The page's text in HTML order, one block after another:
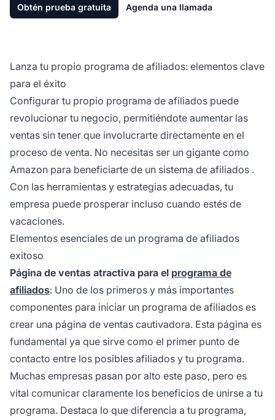
Obtén prueba gratuita Agenda una llamada
Lanza tu propio programa de afiliados: elementos clave
para el éxito
Configurar tu propio programa de afiliados puede
revolucionar tu negocio, permitiéndote aumentar las
ventas sin tener que involucrarte directamente en el
proceso de venta. No necesitas ser un gigante como
Amazon para beneficiarte de un sistema de afiliados .
Con las herramientas y estrategias adecuadas, tu
empresa puede prosperar incluso cuando estés de
vacaciones.
Elementos esenciales de un programa de afiliados
exitoso
Página de ventas atractiva para el programa de
afiliados: Uno de los primeros y más importantes
componentes para iniciar un programa de afiliados es
crear una página de ventas cautivadora. Esta página es
fundamental ya que sirve como el primer punto de
contacto entre los posibles afiliados y tu programa.
Muchas empresas pasan por alto este paso, pero es
vital comunicar claramente los beneficios de unirse a tu
programa. Destaca lo que diferencia a tu programa,